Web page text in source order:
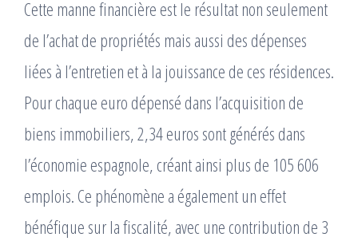
Cette manne financière est le résultat non seulement
de l’achat de propriétés mais aussi des dépenses
liées à l’entretien et à la jouissance de ces résidences.
Pour chaque euro dépensé dans l’acquisition de
biens immobiliers, 2,34 euros sont générés dans
l’économie espagnole, créant ainsi plus de 105 606
emplois. Ce phénomène a également un effet
bénéfique sur la fiscalité, avec une contribution de 3